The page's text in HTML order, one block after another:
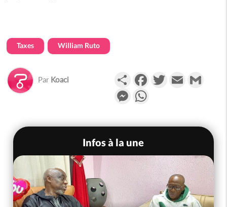
Taxes William Ruto
Par Koaci PartagerFacebookTwitterEmail
Messenger
Infos à la une